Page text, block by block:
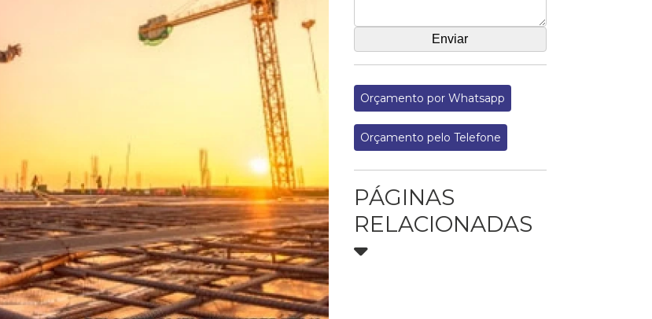
Orçamento por Whatsapp
Orçamento pelo Telefone
PÁGINAS
RELACIONADAS